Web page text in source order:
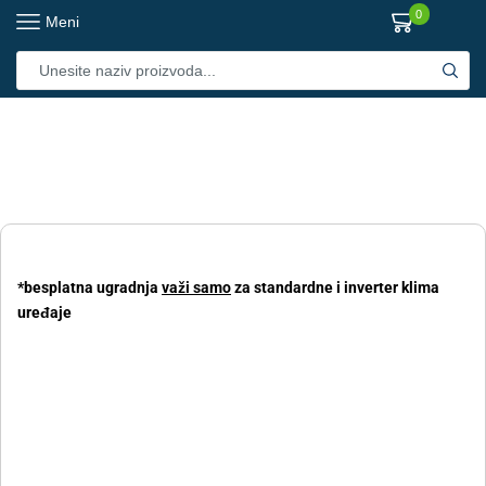
Meni 0
*besplatna ugradnja važi samoza standardne i inverter klima
uređaje